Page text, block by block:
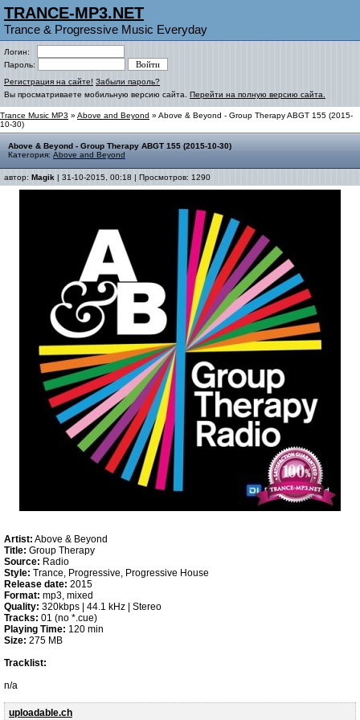
TRANCE-MP3.NET
Trance & Progressive Music Everyday
Логин:
Пароль:
Регистрация на сайте! Забыли пароль?
Вы просматриваете мобильную версию сайта. Перейти на полную версию сайта.
Trance Music MP3 » Above and Beyond » Above & Beyond - Group Therapy ABGT 155 (2015-
10-30)
Above & Beyond - Group Therapy ABGT 155 (2015-10-30)
Категория: Above and Beyond
автор: Magik | 31-10-2015, 00:18 | Просмотров: 1290
Artist: Above & Beyond
Title: Group Therapy
Source: Radio
Style: Trance, Progressive, Progressive House
Release date: 2015
Format: mp3, mixed
Quality: 320kbps | 44.1 kHz | Stereo
Tracks: 01 (no *.cue)
Playing Time: 120 min
Size: 275 MB
Tracklist:
n/a
uploadable.ch